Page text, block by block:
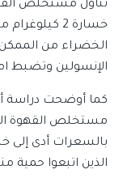
خسارة 2
الخضراء من
الإنسولين وتضبط
مستخلص القهوة
بالسعرات أدى إلى
الذين اتبعوا حمية